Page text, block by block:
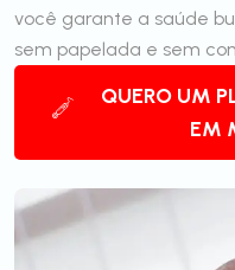
você garante a saúde
sem papelada e sem
QUERO UM
EM